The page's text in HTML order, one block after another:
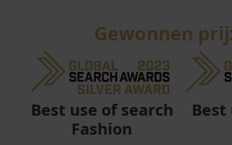
Gewonnen
Best use of search
Fashion
Best